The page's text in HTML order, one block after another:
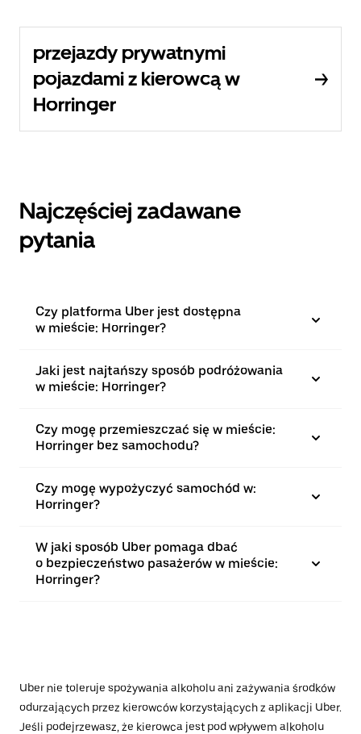
przejazdy prywatnymi
pojazdami z kierowcą w
Horringer
Najczęściej zadawane
pytania
Czy platforma Uber jest dostępna
w mieście: Horringer?
Jaki jest najtańszy sposób podróżowania
w mieście: Horringer?
Czy mogę przemieszczać się w mieście:
Horringer bez samochodu?
Czy mogę wypożyczyć samochód w:
Horringer?
W jaki sposób Uber pomaga dbać
o bezpieczeństwo pasażerów w mieście:
Horringer?
Uber nie toleruje spożywania alkoholu ani zażywania środków
odurzających przez kierowców korzystających z aplikacji Uber.
Jeśli podejrzewasz, że kierowca jest pod wpływem alkoholu